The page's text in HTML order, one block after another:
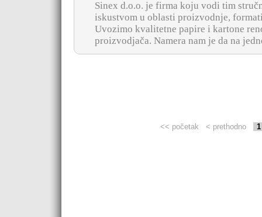
Sinex d.o.o. je firma koju vodi tim
iskustvom u oblasti proizvodnje,
Uvozimo kvalitetne papire i kartone
proizvodjača. Namera nam je da na
<< početak < prethodno 1